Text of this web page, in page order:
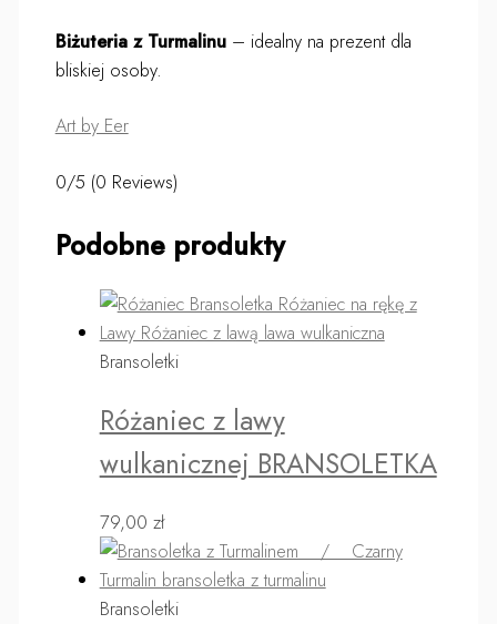
Biżuteria z Turmalinu– idealny na prezent dla
bliskiej osoby.
Art by Eer
0/5 (0 Reviews)
Podobne produkty
Bransoletki
Różaniec z lawy
wulkanicznej BRANSOLETKA
79,00 zł
Bransoletki